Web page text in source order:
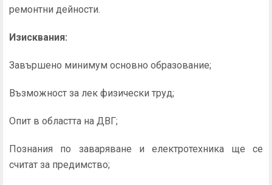
ремонтни дейности.
Изисквания:
Завършено минимум основно образование;
Възможност за лек физически труд;
Опит в областта на ДВГ;
Познания по заваряване и електротехника ще се
считат за предимство;